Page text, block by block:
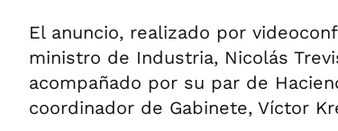
El anuncio, realizado por
ministro de Industria, Nicolás
acompañado por su par de
coordinador de Gabinete, Víctor